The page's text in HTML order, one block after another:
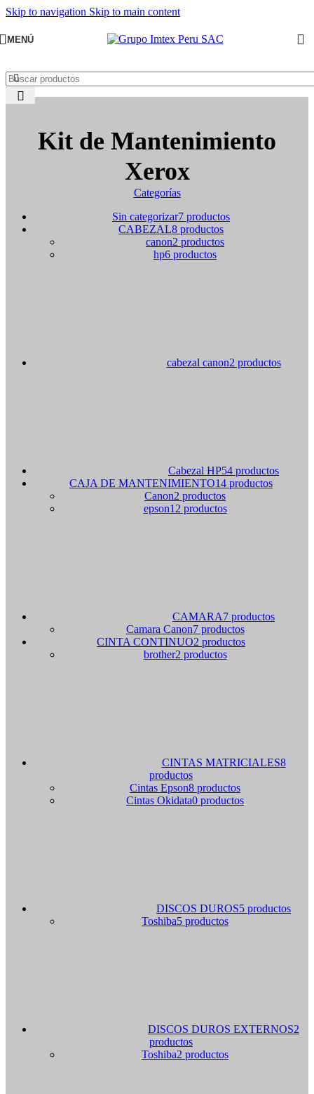
Skip to navigation Skip to main content
MENÚ
Kit de Mantenimiento
Xerox
Categorías
Sin categorizar7 productos
CABEZAL8 productos
canon2 productos
hp6 productos
cabezal canon2 productos
Cabezal HP54 productos
CAJA DE MANTENIMIENTO14 productos
Canon2 productos
epson12 productos
CAMARA7 productos
Camara Canon7 productos
CINTA CONTINUO2 productos
brother2 productos
CINTAS MATRICIALES8
productos
Cintas Epson8 productos
Cintas Okidata0 productos
DISCOS DUROS5 productos
Toshiba5 productos
DISCOS DUROS EXTERNOS2
productos
Toshiba2 productos